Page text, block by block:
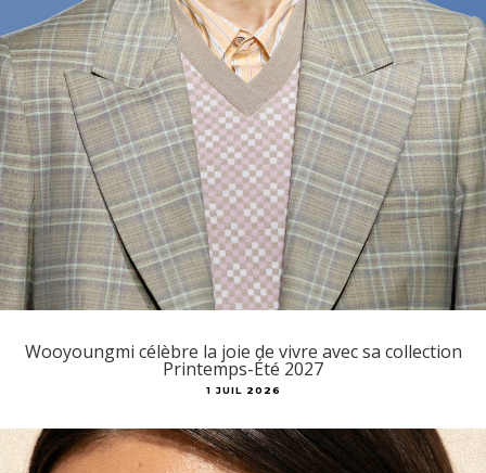
Wooyoungmi célèbre la joie de vivre avec sa collection
Printemps-Été 2027
1 JUIL 2026